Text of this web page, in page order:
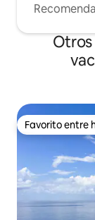
Favorito entre
Favorito entre